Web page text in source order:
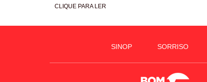
CLIQUE PARA LER
SINOP SORRISO